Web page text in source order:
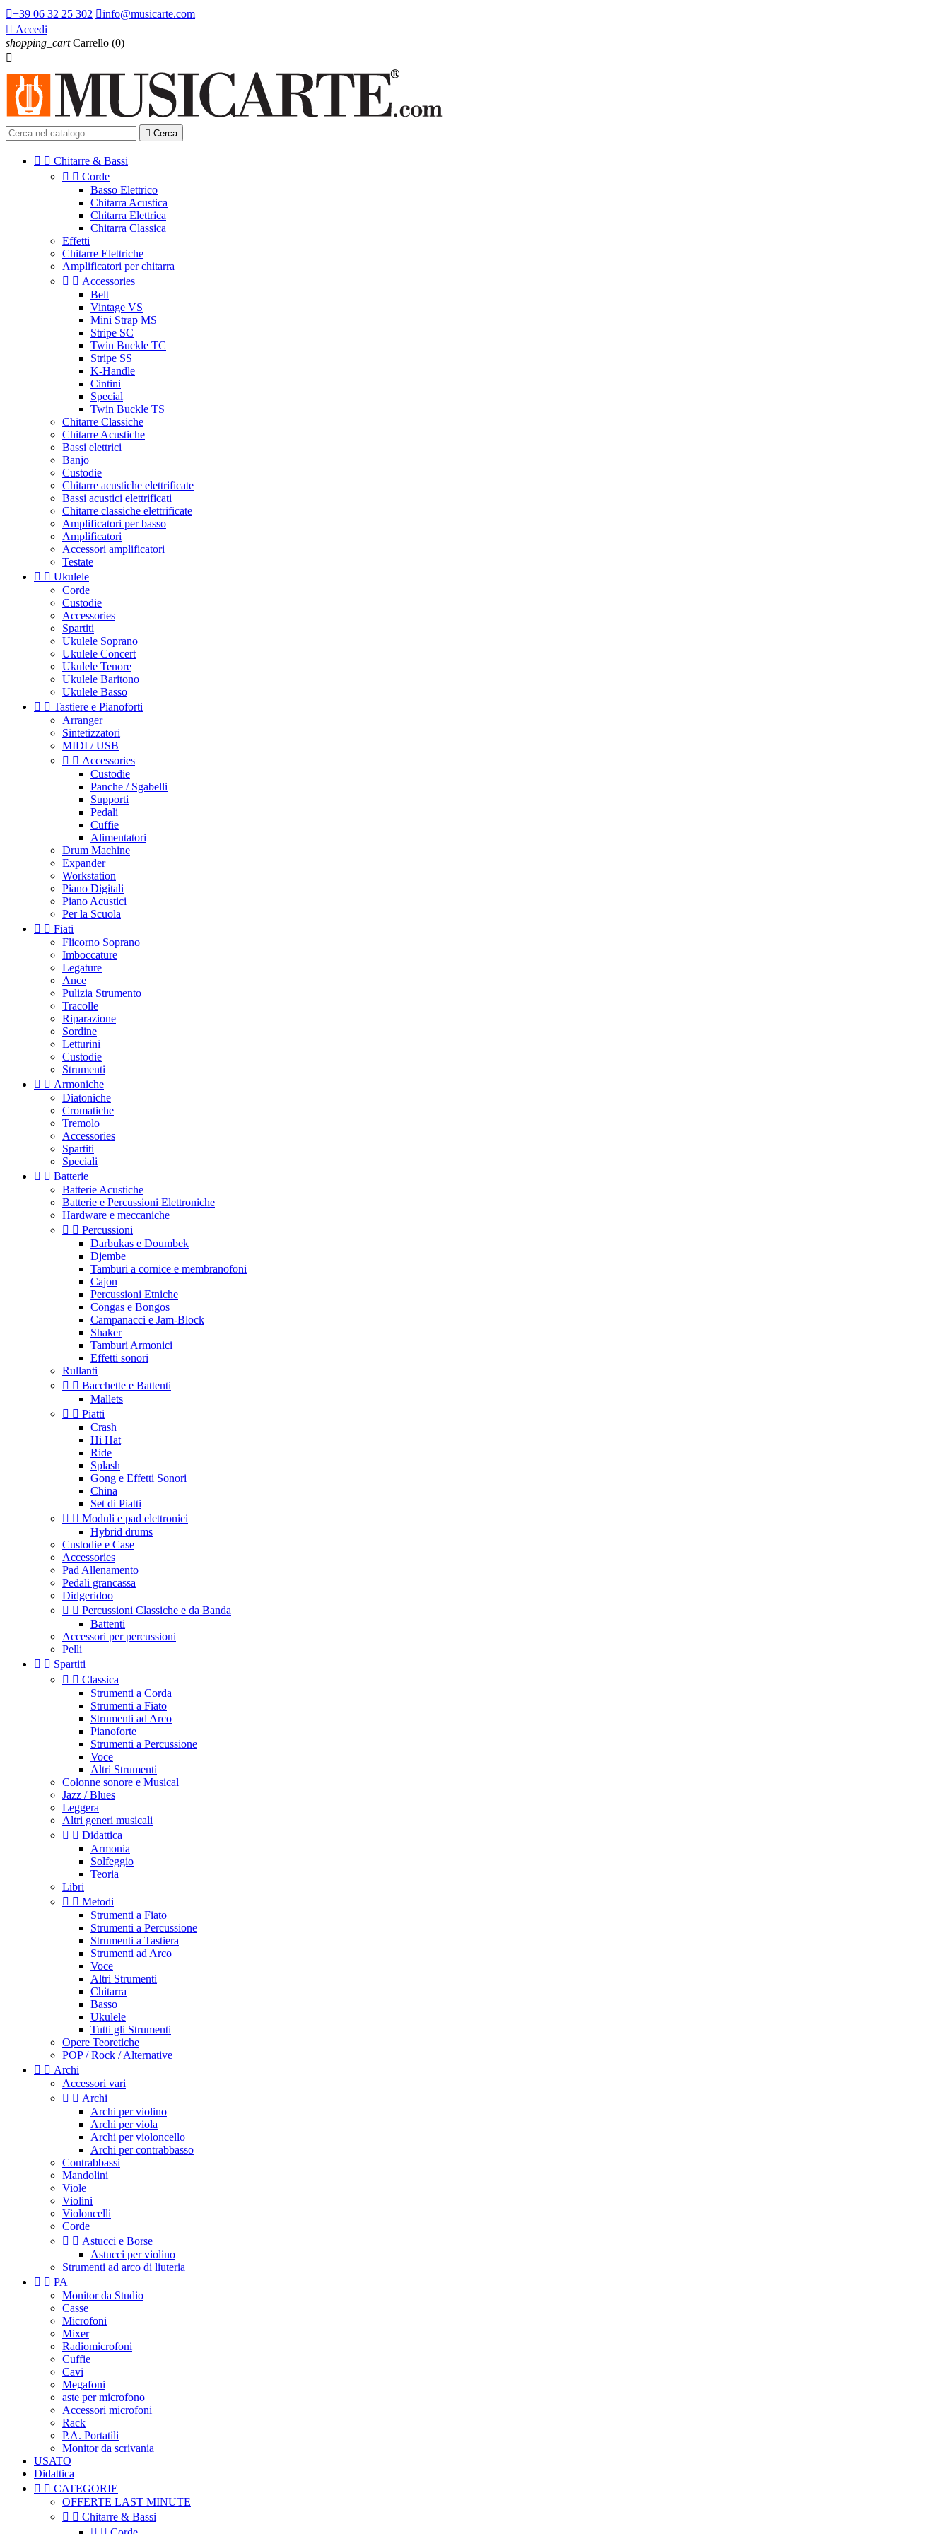
+39 06 32 25 302 info@musicarte.com
 Accedi
shopping_cart Carrello (0)

 Cerca
  Chitarre & Bassi
  Corde
Basso Elettrico
Chitarra Acustica
Chitarra Elettrica
Chitarra Classica
Effetti
Chitarre Elettriche
Amplificatori per chitarra
  Accessories
Belt
Vintage VS
Mini Strap MS
Stripe SC
Twin Buckle TC
Stripe SS
K-Handle
Cintini
Special
Twin Buckle TS
Chitarre Classiche
Chitarre Acustiche
Bassi elettrici
Banjo
Custodie
Chitarre acustiche elettrificate
Bassi acustici elettrificati
Chitarre classiche elettrificate
Amplificatori per basso
Amplificatori
Accessori amplificatori
Testate
  Ukulele
Corde
Custodie
Accessories
Spartiti
Ukulele Soprano
Ukulele Concert
Ukulele Tenore
Ukulele Baritono
Ukulele Basso
  Tastiere e Pianoforti
Arranger
Sintetizzatori
MIDI / USB
  Accessories
Custodie
Panche / Sgabelli
Supporti
Pedali
Cuffie
Alimentatori
Drum Machine
Expander
Workstation
Piano Digitali
Piano Acustici
Per la Scuola
  Fiati
Flicorno Soprano
Imboccature
Legature
Ance
Pulizia Strumento
Tracolle
Riparazione
Sordine
Letturini
Custodie
Strumenti
  Armoniche
Diatoniche
Cromatiche
Tremolo
Accessories
Spartiti
Speciali
  Batterie
Batterie Acustiche
Batterie e Percussioni Elettroniche
Hardware e meccaniche
  Percussioni
Darbukas e Doumbek
Djembe
Tamburi a cornice e membranofoni
Cajon
Percussioni Etniche
Congas e Bongos
Campanacci e Jam-Block
Shaker
Tamburi Armonici
Effetti sonori
Rullanti
  Bacchette e Battenti
Mallets
  Piatti
Crash
Hi Hat
Ride
Splash
Gong e Effetti Sonori
China
Set di Piatti
  Moduli e pad elettronici
Hybrid drums
Custodie e Case
Accessories
Pad Allenamento
Pedali grancassa
Didgeridoo
  Percussioni Classiche e da Banda
Battenti
Accessori per percussioni
Pelli
  Spartiti
  Classica
Strumenti a Corda
Strumenti a Fiato
Strumenti ad Arco
Pianoforte
Strumenti a Percussione
Voce
Altri Strumenti
Colonne sonore e Musical
Jazz / Blues
Leggera
Altri generi musicali
  Didattica
Armonia
Solfeggio
Teoria
Libri
  Metodi
Strumenti a Fiato
Strumenti a Percussione
Strumenti a Tastiera
Strumenti ad Arco
Voce
Altri Strumenti
Chitarra
Basso
Ukulele
Tutti gli Strumenti
Opere Teoretiche
POP / Rock / Alternative
  Archi
Accessori vari
  Archi
Archi per violino
Archi per viola
Archi per violoncello
Archi per contrabbasso
Contrabbassi
Mandolini
Viole
Violini
Violoncelli
Corde
  Astucci e Borse
Astucci per violino
Strumenti ad arco di liuteria
  PA
Monitor da Studio
Casse
Microfoni
Mixer
Radiomicrofoni
Cuffie
Cavi
Megafoni
aste per microfono
Accessori microfoni
Rack
P.A. Portatili
Monitor da scrivania
USATO
Didattica
  CATEGORIE
OFFERTE LAST MINUTE
  Chitarre & Bassi